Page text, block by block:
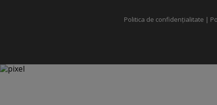
Politica de confidențialitate |